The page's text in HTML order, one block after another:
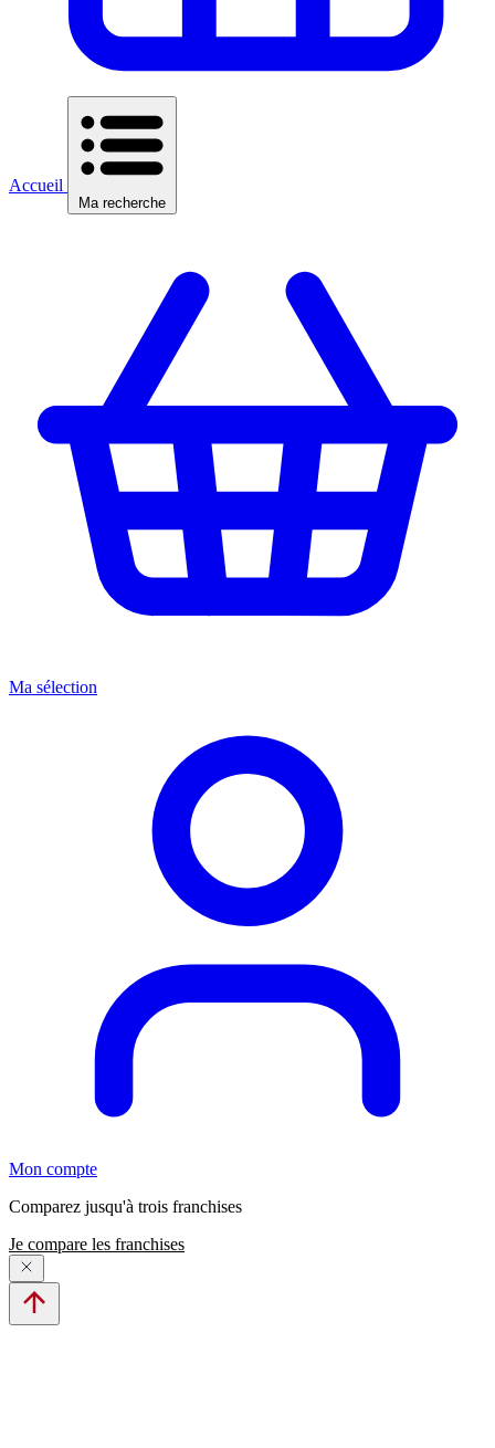
Accueil
Ma recherche
Ma sélection
Mon compte
Comparez jusqu'à trois franchises
Je compare les franchises